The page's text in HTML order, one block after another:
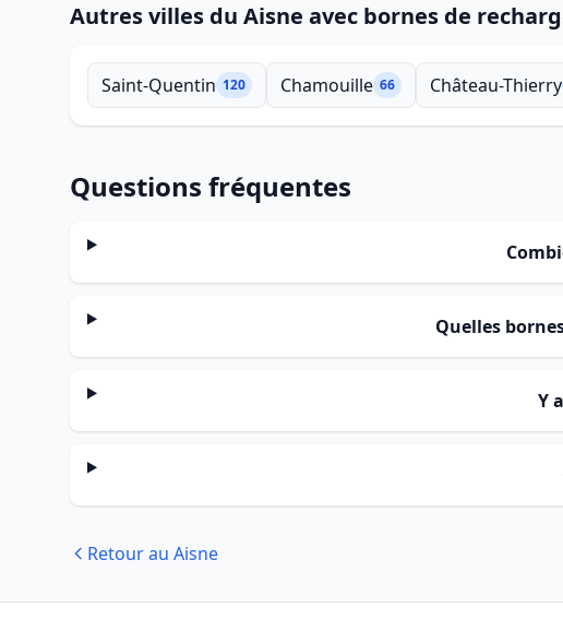
Autres villes du Aisne avec bornes de
Saint-Quentin 120 Chamouille 66 Château-Thierry
Questions fréquentes
Quelles
Y
Retour au Aisne